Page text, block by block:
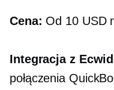
Cena: Od 10 USD
Integracja z
połączenia